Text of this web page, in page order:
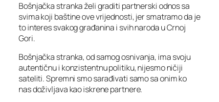
Bošnjačka stranka želi graditi partnerski odnos sa
svima koji baštine ove vrijednosti, jer smatramo da je
to interes svakog građanina i svih naroda u Crnoj
Gori.
Bošnjačka stranka, od samog osnivanja, ima svoju
autentičnu i konzistentnu politiku, nijesmo ničiji
sateliti. Spremni smo sarađivati samo sa onim ko
nas doživljava kao iskrene partnere.